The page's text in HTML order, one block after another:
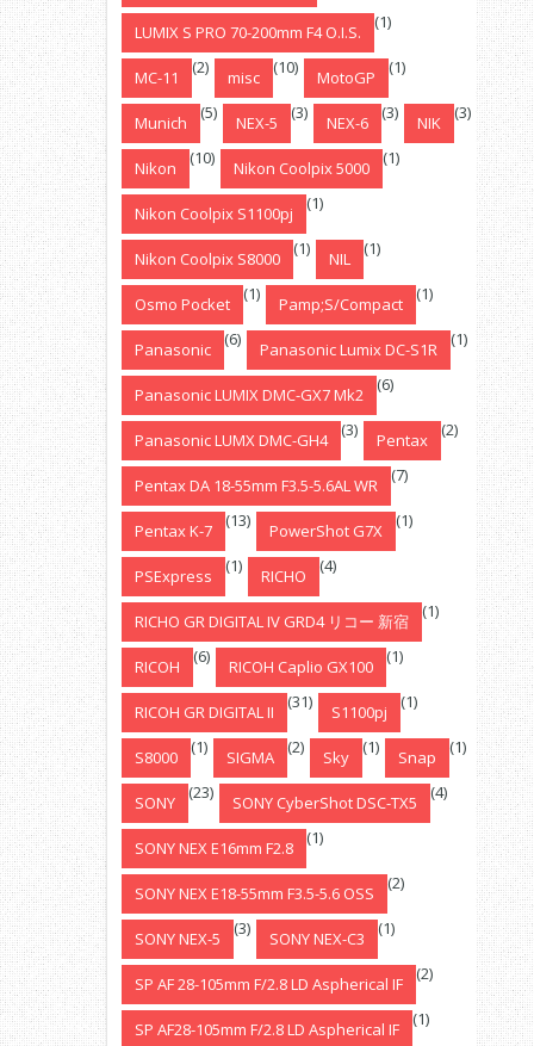
LUMIX S PRO 70-200mm F4 O.I.S. (1)
MC-11 (2) misc (10) MotoGP (1)
Munich (5) NEX-5 (3) NEX-6 (3) NIK (3)
Nikon (10) Nikon Coolpix 5000 (1)
Nikon Coolpix S1100pj (1)
Nikon Coolpix S8000 (1) NIL (1)
Osmo Pocket (1) Pamp;S/Compact (1)
Panasonic (6) Panasonic Lumix DC-S1R (1)
Panasonic LUMIX DMC-GX7 Mk2 (6)
Panasonic LUMX DMC-GH4 (3) Pentax (2)
Pentax DA 18-55mm F3.5-5.6AL WR (7)
Pentax K-7 (13) PowerShot G7X (1)
PSExpress (1) RICHO (4)
RICHO GR DIGITAL IV GRD4 リコー 新宿 (1)
RICOH (6) RICOH Caplio GX100 (1)
RICOH GR DIGITAL II (31) S1100pj (1)
S8000 (1) SIGMA (2) Sky (1) Snap (1)
SONY (23) SONY CyberShot DSC-TX5 (4)
SONY NEX E16mm F2.8 (1)
SONY NEX E18-55mm F3.5-5.6 OSS (2)
SONY NEX-5 (3) SONY NEX-C3 (1)
SP AF 28-105mm F/2.8 LD Aspherical IF (2)
SP AF28-105mm F/2.8 LD Aspherical IF (1)